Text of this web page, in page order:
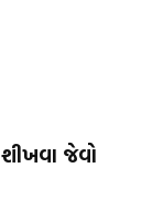
જેવો